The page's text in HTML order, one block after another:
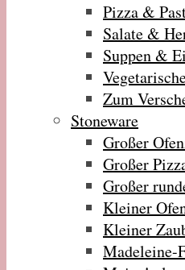
Pizza &
Salate &
Suppen &
Zum
Stoneware
Großer
Großer
Großer
Kleiner
Kleiner
Madeleine-